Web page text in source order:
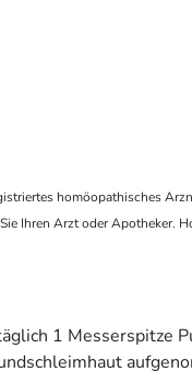
homöopathisches
Ihren Arzt oder Apotheker.
1 Messerspitze